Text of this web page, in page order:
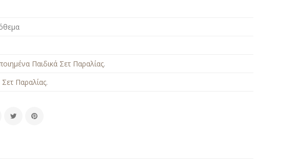
Παιδικά Σετ Παραλίας.
Σετ Παραλίας.